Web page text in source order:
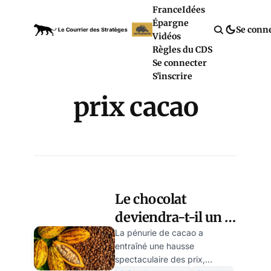
FranceIdées
Épargne
Vidéos
Règles du CDS
Se connecter
S'inscrire
Se
prix cacao
Le chocolat
deviendra-t-il un
luxe réservé à une
élite ?
La pénurie de cacao a
entraîné une hausse
spectaculaire des prix,